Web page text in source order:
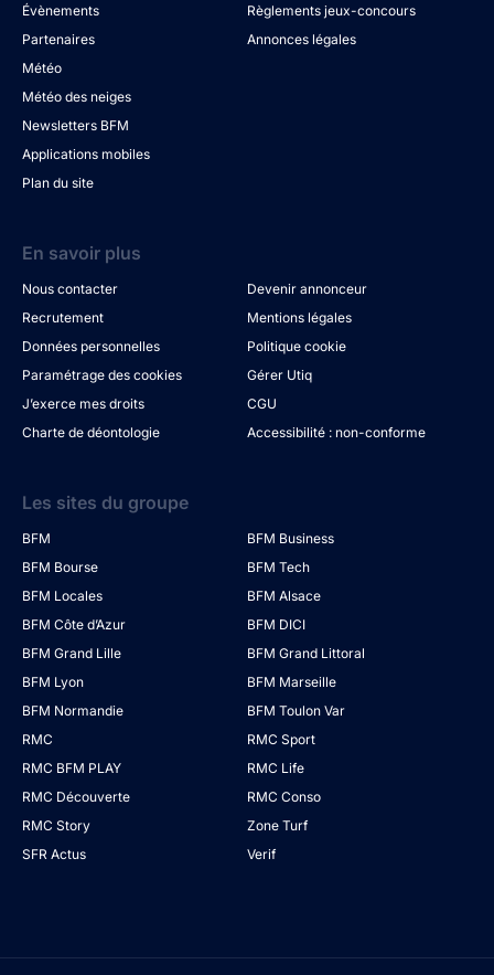
Évènements
Partenaires
Météo
Météo des neiges
Newsletters BFM
Applications mobiles
Plan du site
Règlements jeux-concours
Annonces légales
En savoir plus
Nous contacter
Devenir annonceur
Recrutement
Mentions légales
Données personnelles
Politique cookie
Paramétrage des cookies
Gérer Utiq
J’exerce mes droits
CGU
Charte de déontologie
Accessibilité : non-conforme
Les sites du groupe
BFM
BFM Business
BFM Bourse
BFM Tech
BFM Locales
BFM Alsace
BFM Côte d’Azur
BFM DICI
BFM Grand Lille
BFM Grand Littoral
BFM Lyon
BFM Marseille
BFM Normandie
BFM Toulon Var
RMC
RMC Sport
RMC BFM PLAY
RMC Life
RMC Découverte
RMC Conso
RMC Story
Zone Turf
SFR Actus
Verif